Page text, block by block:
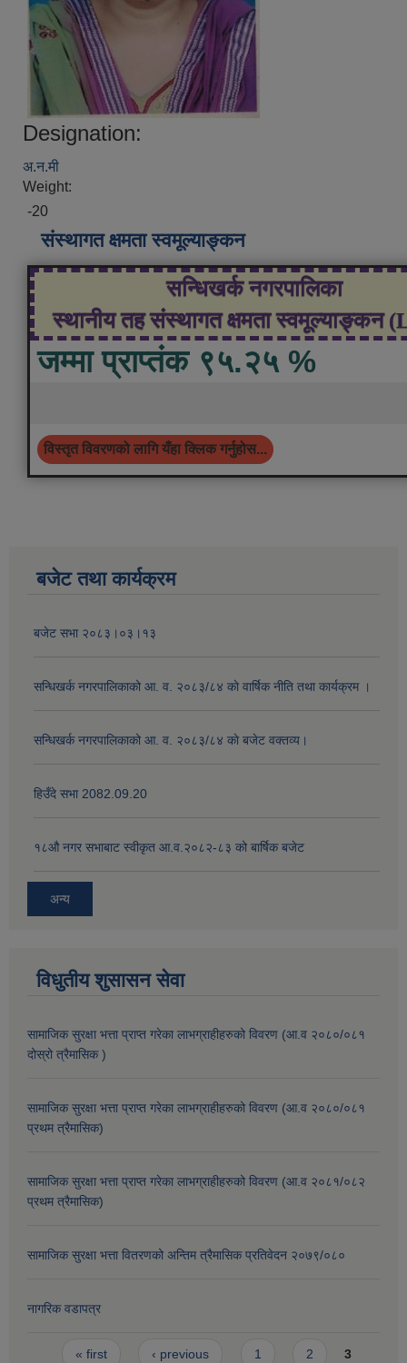
Designation:
अ.न.मी
Weight:
-20
संस्थागत क्षमता स्वमूल्याङ्कन
सन्धिखर्क नगरपालिका
स्थानीय तह संस्थागत क्षमता स्वमूल्याङ्कन
जम्मा प्राप्तंक ९५.२५ %
विस्तृत विवरणको लागि यँहा क्लिक गर्नुहोस...
बजेट तथा कार्यक्रम
बजेट सभा २०८३।०३।१३
सन्धिखर्क नगरपालिकाको आ. व. २०८३/८४ काे वार्षिक नीति तथा कार्यक्रम ।
सन्धिखर्क नगरपालिकाको आ. व. २०८३/८४ काे बजेट वक्तव्य।
हिउँदे सभा 2082.09.20
१८‍औ नगर सभाबाट स्वीकृत आ.व.२०८२-८३ को बार्षिक बजेट
अन्य
विधुतीय शुसासन सेवा
सामाजिक सुरक्षा भत्ता प्राप्त गरेका लाभग्राहीहरुको विवरण (आ.व २०८०/०८१
दोस्रो त्रैमासिक )
सामाजिक सुरक्षा भत्ता प्राप्त गरेका लाभग्राहीहरुको विवरण (आ.व २०८०/०८१
प्रथम त्रैमासिक)
सामाजिक सुरक्षा भत्ता प्राप्त गरेका लाभग्राहीहरुको विवरण (आ.व २०८१/०८२
प्रथम त्रैमासिक)
सामाजिक सुरक्षा भत्ता वितरणको अन्तिम त्रैमासिक प्रतिवेदन २०७९/०८०
नागरिक वडापत्र
Pages
« first ‹ previous 1 2 3